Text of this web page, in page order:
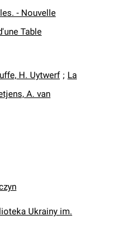
- Nouvelle
Table
H. Uytwerf ; La
A. van
Ukrainy im.